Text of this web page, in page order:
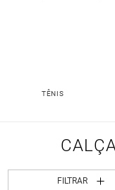
TÊNIS
FILTRAR